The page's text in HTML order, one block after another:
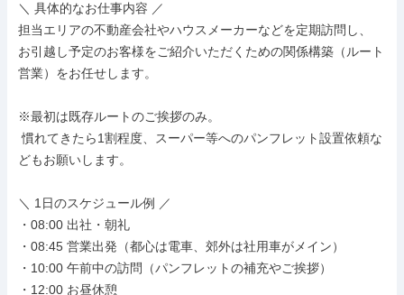
＼ 具体的なお仕事内容 ／
担当エリアの不動産会社やハウスメーカーなどを定期訪問し、
お引越し予定のお客様をご紹介いただくための関係構築（ルート
営業）をお任せします。
※最初は既存ルートのご挨拶のみ。
慣れてきたら1割程度、スーパー等へのパンフレット設置依頼な
どもお願いします。
＼ 1日のスケジュール例 ／
・08:00 出社・朝礼
・08:45 営業出発（都心は電車、郊外は社用車がメイン）
・10:00 午前中の訪問（パンフレットの補充やご挨拶）
・12:00 お昼休憩